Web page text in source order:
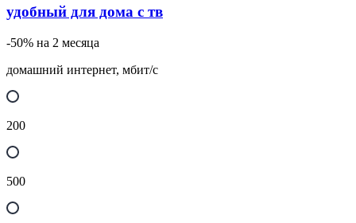
удобный для дома с тв
-50% на 2 месяца
домашний интернет, мбит/с
200
500